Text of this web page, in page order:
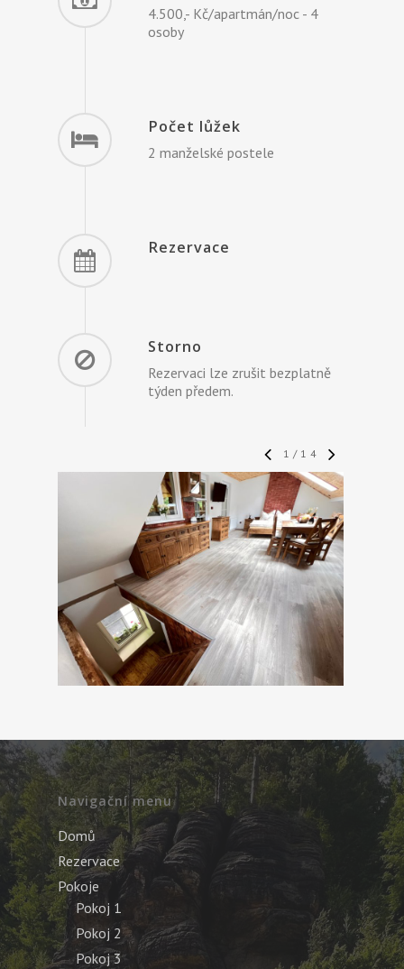
4.500,- Kč/apartmán/noc - 4
osoby
Počet lůžek
2 manželské postele
Rezervace
Storno
Rezervaci lze zrušit bezplatně
týden předem.
1 / 14
Navigační menu
Domů
Rezervace
Pokoje
Pokoj 1
Pokoj 2
Pokoj 3